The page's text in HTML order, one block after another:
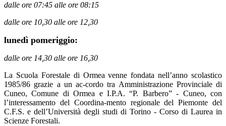
dalle ore 07:45 alle ore 08:15
dalle ore 10,30 alle ore 12,30
lunedì pomeriggio:
dalle ore 14,30 alle ore 16,30
La Scuola Forestale di Ormea venne fondata nell’anno scolastico
1985/86 grazie a un ac-cordo tra Amministrazione Provinciale di
Cuneo, Comune di Ormea e I.P.A. “P. Barbero” - Cuneo, con
l’interessamento del Coordina-mento regionale del Piemonte del
C.F.S. e dell’Università degli studi di Torino - Corso di Laurea in
Scienze Forestali.